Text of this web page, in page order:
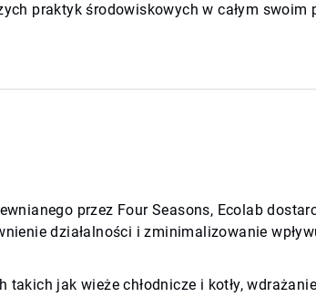
praktyk środowiskowych w całym swoim
przez Four Seasons, Ecolab
działalności i zminimalizowanie
jak wieże chłodnicze i kotły,